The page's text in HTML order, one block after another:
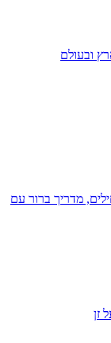
ובעולם
מדריך ברור עם
זן